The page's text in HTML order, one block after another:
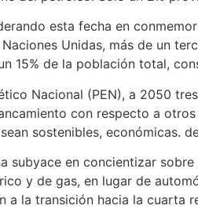
esta fecha en
Unidas, más de un
15% de la población total,
Nacional (PEN), a 2050
con respecto a
sostenibles,
subyace en concientizar
y de gas, en lugar de
a la transición hacia la cuarta